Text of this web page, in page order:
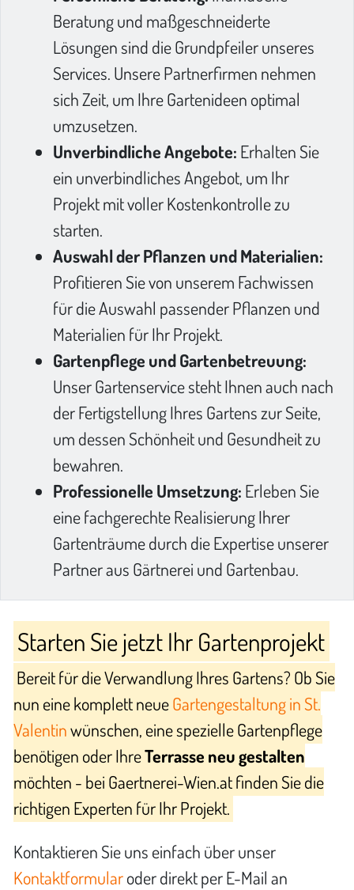
Beratung und maßgeschneiderte
Lösungen sind die Grundpfeiler unseres
Services. Unsere Partnerfirmen nehmen
sich Zeit, um Ihre Gartenideen optimal
umzusetzen.
Unverbindliche Angebote: Erhalten Sie
ein unverbindliches Angebot, um Ihr
Projekt mit voller Kostenkontrolle zu
starten.
Auswahl der Pflanzen und Materialien:
Profitieren Sie von unserem Fachwissen
für die Auswahl passender Pflanzen und
Materialien für Ihr Projekt.
Gartenpflege und Gartenbetreuung:
Unser Gartenservice steht Ihnen auch nach
der Fertigstellung Ihres Gartens zur Seite,
um dessen Schönheit und Gesundheit zu
bewahren.
Professionelle Umsetzung: Erleben Sie
eine fachgerechte Realisierung Ihrer
Gartenträume durch die Expertise unserer
Partner aus Gärtnerei und Gartenbau.
Starten Sie jetzt Ihr Gartenprojekt
Bereit für die Verwandlung Ihres Gartens? Ob Sie
nun eine komplett neueGartengestaltung in St.
Valentinwünschen, eine spezielle Gartenpflege
benötigen oder IhreTerrasse neu gestalten
möchten - bei Gaertnerei-Wien.at finden Sie die
richtigen Experten für Ihr Projekt.
Kontaktieren Sie uns einfach über unser
Kontaktformularoder direkt per E-Mail an